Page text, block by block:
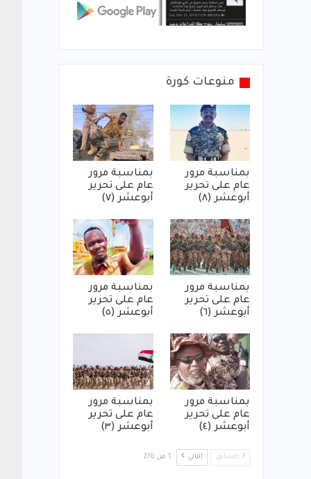
منوعات كورة
بمناسبة مرور
عام على تحرير
أبوعشر (٨)
بمناسبة مرور
عام على تحرير
أبوعشر (٧)
بمناسبة مرور
عام على تحرير
أبوعشر (٦)
بمناسبة مرور
عام على تحرير
أبوعشر (٥)
بمناسبة مرور
عام على تحرير
أبوعشر (٤)
بمناسبة مرور
عام على تحرير
أبوعشر (٣)
السابق التالي 1 من 270